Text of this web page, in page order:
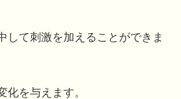
して刺激を加えることができま
を与えます。